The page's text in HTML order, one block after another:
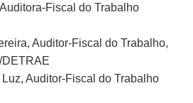
Fiscal do Trabalho
Auditor-Fiscal do Trabalho,
DETRAE
Auditor-Fiscal do Trabalho